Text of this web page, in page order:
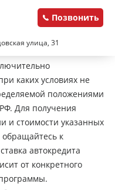
улица, 31
Позвонить
каких условиях не
положениями
Для получения
и стоимости указанных
обращайтесь к
автокредита
от конкретного